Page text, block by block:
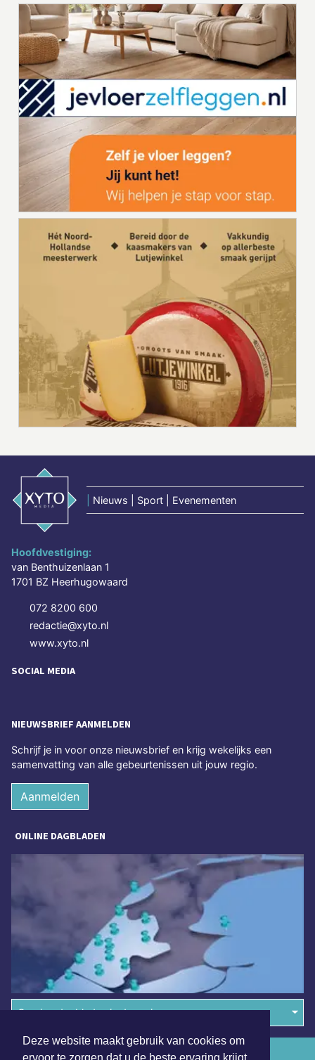
Deze website maakt gebruik van cookies om
Nieuws | Sport | Evenementen
Hoofdvestiging:
van Benthuizenlaan 1
1701 BZ Heerhugowaard
072 8200 600
redactie@xyto.nl
www.xyto.nl
SOCIAL MEDIA
NIEUWSBRIEF AANMELDEN
Schrijf je in voor onze nieuwsbrief en krijg wekelijks een
samenvatting van alle gebeurtenissen uit jouw regio.
Aanmelden
ONLINE DAGBLADEN
Overige dagbladen in de regio
Algemene voorwaarden